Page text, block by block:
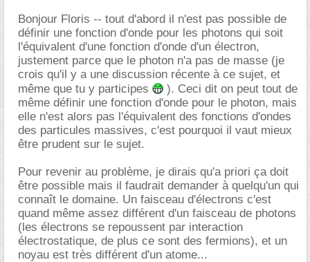
Bonjour Floris -- tout d'abord il n'est pas possible de
définir une fonction d'onde pour les photons qui soit
l'équivalent d'une fonction d'onde d'un électron,
justement parce que le photon n'a pas de masse (je
crois qu'il y a une discussion récente à ce sujet, et
même que tu y participes
). Ceci dit on peut tout de
même définir une fonction d'onde pour le photon, mais
elle n'est alors pas l'équivalent des fonctions d'ondes
des particules massives, c'est pourquoi il vaut mieux
être prudent sur le sujet.
Pour revenir au problème, je dirais qu'a priori ça doit
être possible mais il faudrait demander à quelqu'un qui
connaît le domaine. Un faisceau d'électrons c'est
quand même assez différent d'un faisceau de photons
(les électrons se repoussent par interaction
électrostatique, de plus ce sont des fermions), et un
noyau est très différent d'un atome...